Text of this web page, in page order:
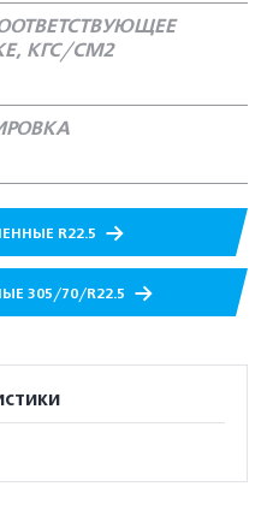
КГС/СМ2
R22.5
305/70/R22.5